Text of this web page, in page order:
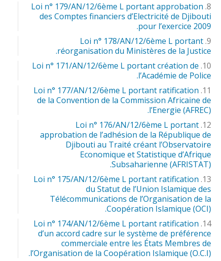
Loi n° 179/AN/12/6ème L portant approbation
des Comptes financiers d’Electricité de Djibouti
pour l’exercice 2009.
Loi n° 178/AN/12/6ème L portant
réorganisation du Ministères de la Justice.
Loi n° 171/AN/12/6ème L portant création de
l’Académie de Police.
Loi n° 177/AN/12/6ème L portant ratification
de la Convention de la Commission Africaine de
l’Energie (AFREC).
Loi n° 176/AN/12/6ème L portant
approbation de l’adhésion de la République de
Djibouti au Traité créant l’Observatoire
Economique et Statistique d’Afrique
Subsaharienne (AFRISTAT).
Loi n° 175/AN/12/6ème L portant ratification
du Statut de l’Union Islamique des
Télécommunications de l’Organisation de la
Coopération Islamique (OCI).
Loi n° 174/AN/12/6ème L portant ratification
d’un accord cadre sur le système de préférence
commerciale entre les États Membres de
l’Organisation de la Coopération Islamique (O.C.I).